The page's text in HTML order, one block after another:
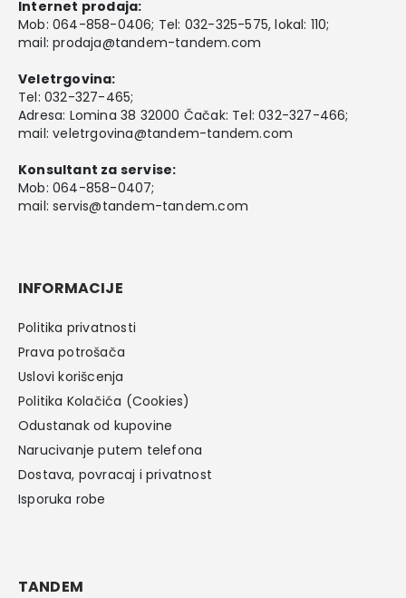
Internet prodaja:
Mob: 064-858-0406; Tel: 032-325-575, lokal: 110;
mail:prodaja@tandem-tandem.com
Veletrgovina:
Tel: 032-327-465;
Adresa: Lomina 38 32000 Čačak: Tel: 032-327-466;
mail:veletrgovina@tandem-tandem.com
Konsultant za servise:
Mob: 064-858-0407;
mail:servis@tandem-tandem.com
INFORMACIJE
Politika privatnosti
Prava potrošača
Uslovi korišcenja
Politika Kolačića (Cookies)
Odustanak od kupovine
Narucivanje putem telefona
Dostava, povracaj i privatnost
Isporuka robe
TANDEM